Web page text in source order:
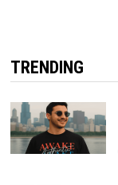
TRENDING